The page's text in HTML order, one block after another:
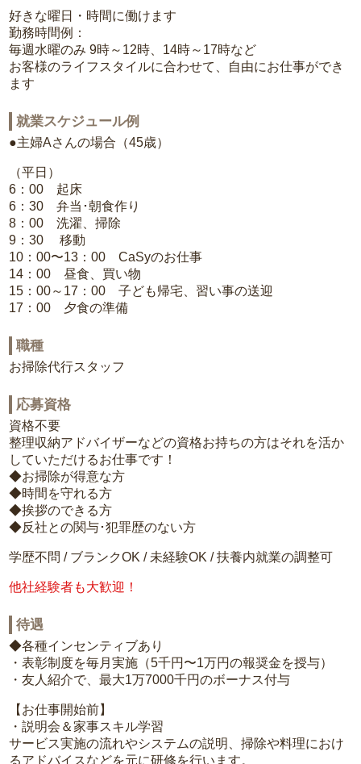
好きな曜日・時間に働けます
勤務時間例：
毎週水曜のみ 9時～12時、14時～17時など
お客様のライフスタイルに合わせて、自由にお仕事ができ
ます
就業スケジュール例
●主婦Aさんの場合（45歳）
（平日）
6：00 起床
6：30 弁当･朝食作り
8：00 洗濯、掃除
9：30 移動
10：00〜13：00 CaSyのお仕事
14：00 昼食、買い物
15：00～17：00 子ども帰宅、習い事の送迎
17：00 夕食の準備
職種
お掃除代行スタッフ
応募資格
資格不要
整理収納アドバイザーなどの資格お持ちの方はそれを活か
していただけるお仕事です！
◆お掃除が得意な方
◆時間を守れる方
◆挨拶のできる方
◆反社との関与･犯罪歴のない方
学歴不問 / ブランクOK / 未経験OK / 扶養内就業の調整可
他社経験者も大歓迎！
待遇
◆各種インセンティブあり
・表彰制度を毎月実施（5千円〜1万円の報奨金を授与）
・友人紹介で、最大1万7000千円のボーナス付与
【お仕事開始前】
・説明会＆家事スキル学習
サービス実施の流れやシステムの説明、掃除や料理におけ
るアドバイスなどを元に研修を行います。